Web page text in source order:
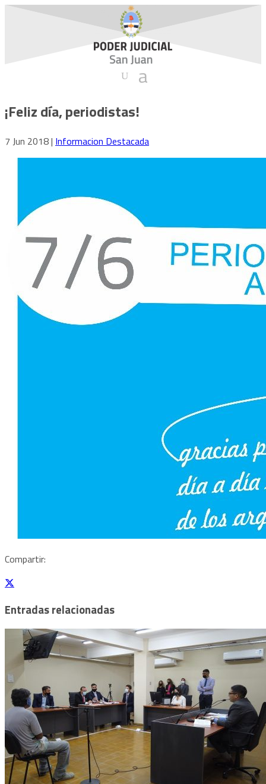
¡Feliz día, periodistas!
7 Jun 2018| Informacion Destacada
Compartir:
Entradas relacionadas